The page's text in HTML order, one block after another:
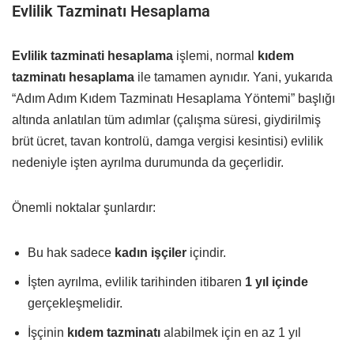
Evlilik Tazminatı Hesaplama
Evlilik tazminati hesaplama işlemi, normal
kıdem
tazminatı hesaplama ile tamamen aynıdır. Yani, yukarıda
“Adım Adım Kıdem Tazminatı Hesaplama Yöntemi” başlığı
altında anlatılan tüm adımlar (çalışma süresi, giydirilmiş
brüt ücret, tavan kontrolü, damga vergisi kesintisi) evlilik
nedeniyle işten ayrılma durumunda da geçerlidir.
Önemli noktalar şunlardır:
Bu hak sadece kadın işçiler içindir.
İşten ayrılma, evlilik tarihinden itibaren 1 yıl içinde
gerçekleşmelidir.
İşçinin kıdem tazminatı alabilmek için en az 1 yıl